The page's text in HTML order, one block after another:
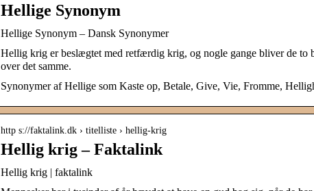
Hellige Synonym
Hellige Synonym – Dansk Synonymer
Hellig krig er beslægtet med retfærdig krig, og nogle gange bliver de to
over det samme.
Synonymer af Hellige som Kaste op, Betale, Give, Vie, Fromme,
http s://faktalink.dk › titelliste › hellig-krig
Hellig krig – Faktalink
Hellig krig | faktalink